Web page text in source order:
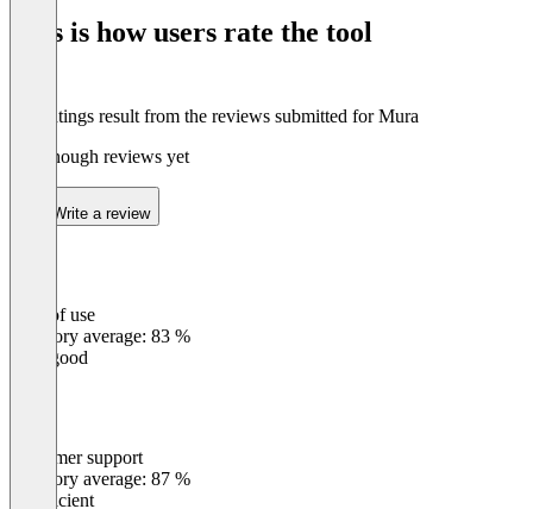
This is how users rate the tool
The ratings result from the reviews submitted for Mura
Not enough reviews yet
Write a review
Ease of use
Category average: 83 %
Very good
Customer support
Category average: 87 %
Insufficient